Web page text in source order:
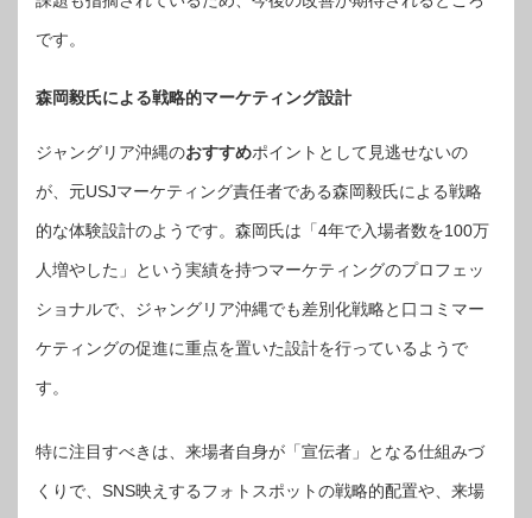
です。
森岡毅氏による戦略的マーケティング設計
ジャングリア沖縄のおすすめポイントとして見逃せないの
が、元USJマーケティング責任者である森岡毅氏による戦略
的な体験設計のようです。森岡氏は「4年で入場者数を100万
人増やした」という実績を持つマーケティングのプロフェッ
ショナルで、ジャングリア沖縄でも差別化戦略と口コミマー
ケティングの促進に重点を置いた設計を行っているようで
す。
特に注目すべきは、来場者自身が「宣伝者」となる仕組みづ
くりで、SNS映えするフォトスポットの戦略的配置や、来場